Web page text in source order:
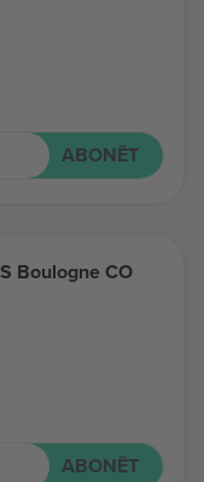
ABONĒT
Boulogne CO
ABONĒT